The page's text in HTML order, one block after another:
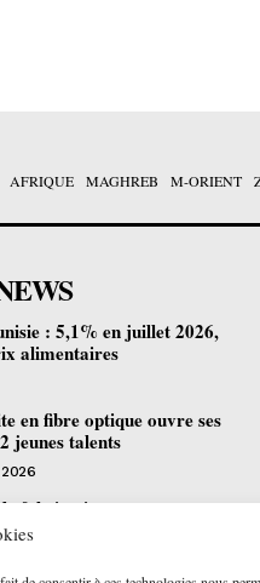
AFRIQUE MAGHREB M-ORIENT
: 5,1% en juillet 2026,
alimentaires
en fibre optique ouvre ses
jeunes talents
fabrication
continu : quelles